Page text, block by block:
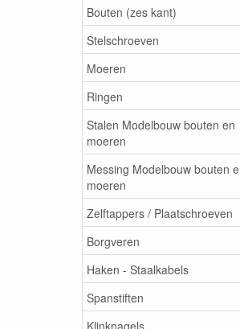
Bouten (zes kant)
Stelschroeven
Moeren
Ringen
Stalen Modelbouw bouten en
moeren
Messing Modelbouw bouten
moeren
Zelftappers / Plaatschroeven
Borgveren
Haken - Staalkabels
Spanstiften
Klinknagels